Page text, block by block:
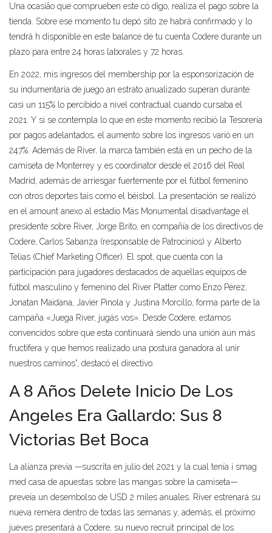
Una ocasião que comprueben este có digo, realiza el pago sobre la
tienda. Sobre ese momento tu depó sito ze habrá confirmado y lo
tendrá h disponible en este balance de tu cuenta Codere durante un
plazo para entre 24 horas laborales y 72 horas.
En 2022, mis ingresos del membership por la esponsorización de
su indumentaria de juego an estrato anualizado superan durante
casi un 115% lo percibido a nivel contractual cuando cursaba el
2021. Y si se contempla lo que en este momento recibió la Tesorería
por pagos adelantados, el aumento sobre los ingresos varió en un
247%. Además de River, la marca también está en un pecho de la
camiseta de Monterrey y es coordinator desde el 2016 del Real
Madrid, además de arriesgar fuertemente por el fútbol femenino
con otros deportes tais como el béisbol. La presentación se realizó
en el amount anexo al estadio Más Monumental disadvantage el
presidente sobre River, Jorge Brito, en compañía de los directivos de
Codere, Carlos Sabanza (responsable de Patrocinios) y Alberto
Telias (Chief Marketing Officer). El spot, que cuenta con la
participación para jugadores destacados de aquellas equipos de
fútbol masculino y femenino del River Platter como Enzo Pérez,
Jonatan Maidana, Javier Pinola y Justina Morcillo, forma parte de la
campaña «Juega River, jugás vos». Desde Codere, estamos
convencidos sobre que esta continuará siendo una unión aún más
fructífera y que hemos realizado una postura ganadora al unir
nuestros caminos”, destacó el directivo.
A 8 Años Delete Inicio De Los
Angeles Era Gallardo: Sus 8
Victorias Bet Boca
La alianza previa —suscrita en julio del 2021 y la cual tenía i smag
med casa de apuestas sobre las mangas sobre la camiseta—
preveía un desembolso de USD 2 miles anuales. River estrenará su
nueva remera dentro de todas las semanas y, además, el próximo
jueves presentará a Codere, su nuevo recruit principal de los